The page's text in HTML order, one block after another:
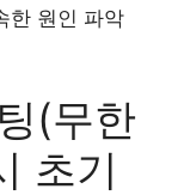
한 원인 파악
(무한
초기